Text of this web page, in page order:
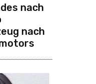
nach
nach